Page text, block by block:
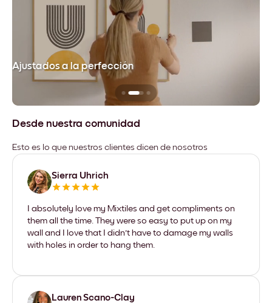
Ajustados a la perfección
Desde nuestra comunidad
Esto es lo que nuestros clientes dicen de nosotros
Sierra Uhrich
I absolutely love my Mixtiles and get compliments on
them all the time. They were so easy to put up on my
wall and I love that I didn't have to damage my walls
with holes in order to hang them.
Lauren Scano-Clay